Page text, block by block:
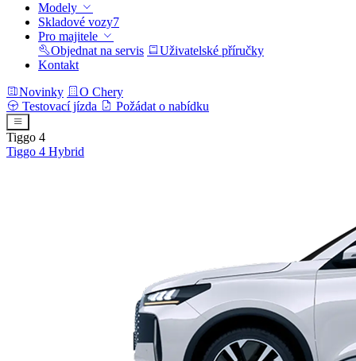
Modely
Skladové vozy7
Pro majitele
Objednat na servis
Uživatelské příručky
Kontakt
Novinky
O Chery
Testovací jízda
Požádat o nabídku
Tiggo 4
Tiggo 4 Hybrid